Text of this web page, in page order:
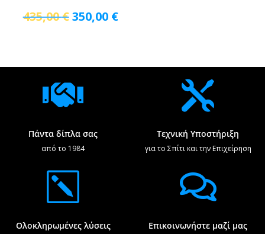
435,00€Original
350,00 €Η

Πάντα δίπλα σας
από το 1984

Τεχνική Υποστήριξη
για το Σπίτι και την Επιχείρηση
k
Ολοκληρωμένες λύσεις

Επικοινωνήστε μαζί μας